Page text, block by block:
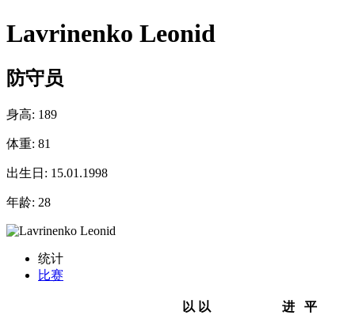
Lavrinenko Leonid
防守员
身高: 189
体重: 81
出生日: 15.01.1998
年龄: 28
统计
比赛
以 以
进
平